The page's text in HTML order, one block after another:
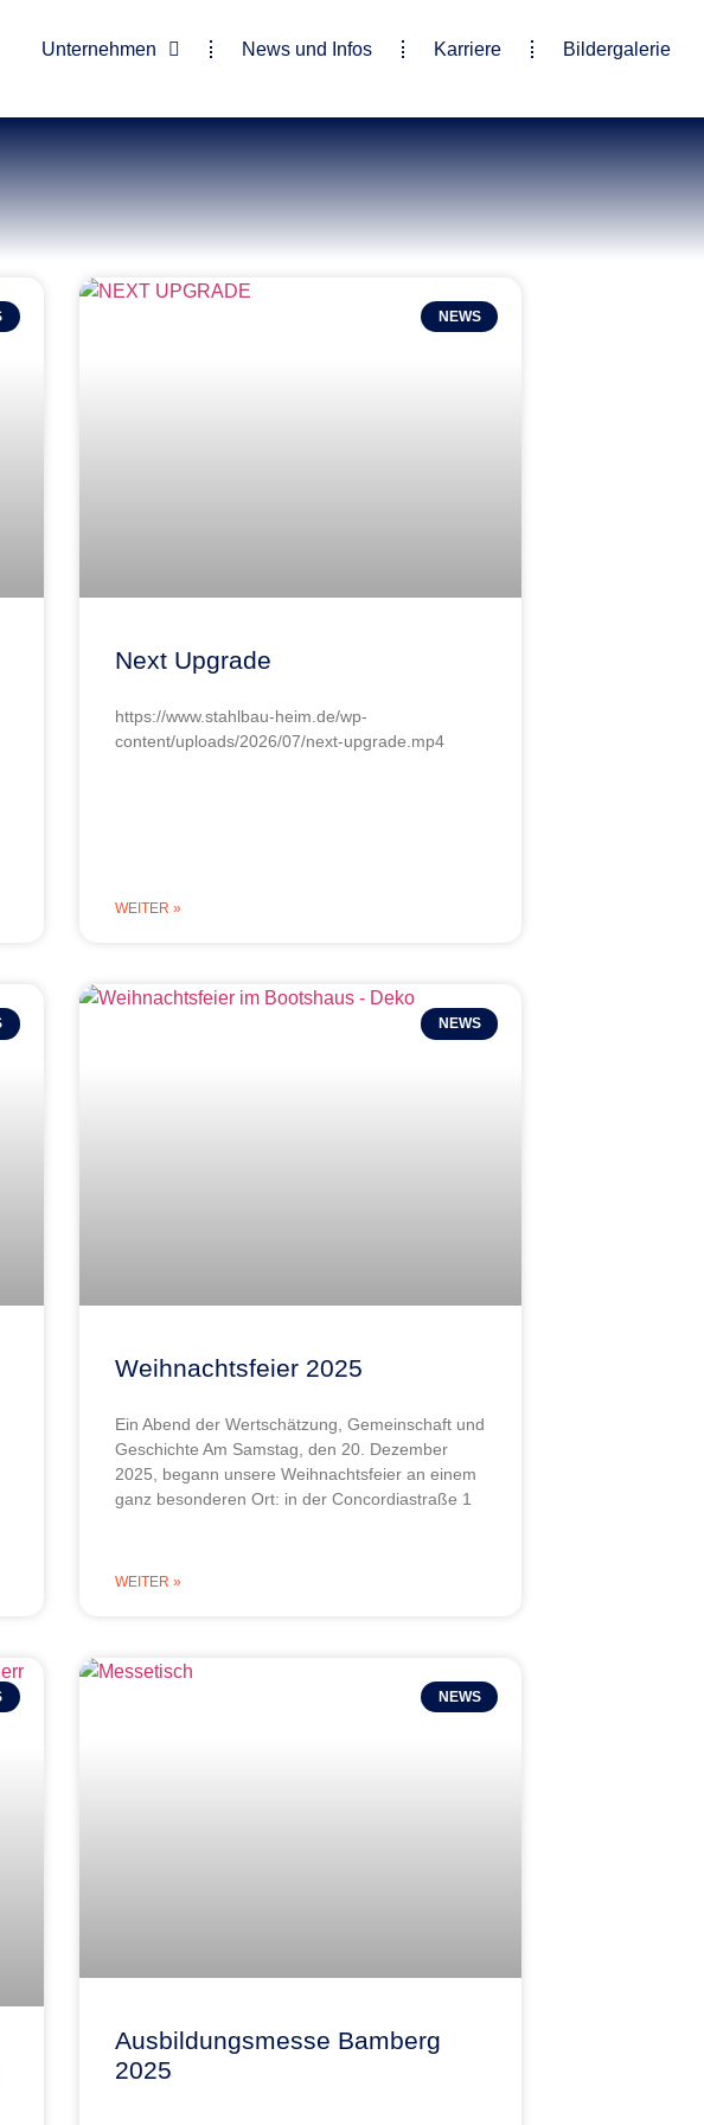
Unternehmen News und Infos Karriere Bildergalerie
NEWS
Next Upgrade
https://www.stahlbau-heim.de/wp-
content/uploads/2026/07/next-upgrade.mp4
WEITER »
NEWS
Weihnachtsfeier 2025
Ein Abend der Wertschätzung, Gemeinschaft und
Geschichte Am Samstag, den 20. Dezember
2025, begann unsere Weihnachtsfeier an einem
ganz besonderen Ort: in der Concordiastraße 1
WEITER »
NEWS
Ausbildungsmesse Bamberg
2025